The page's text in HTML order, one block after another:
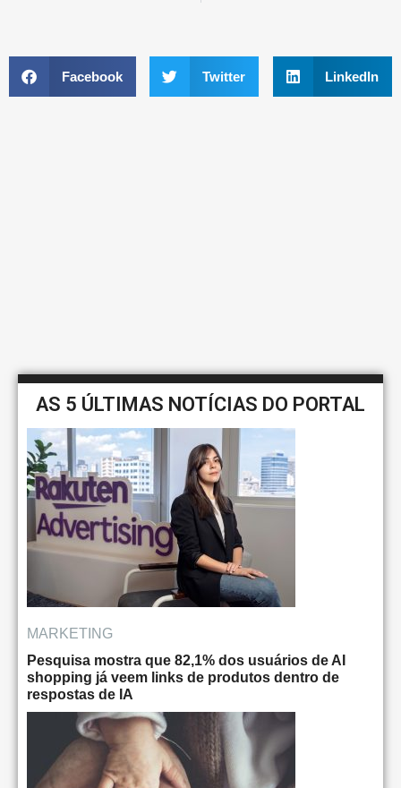
Facebook Twitter LinkedIn
AS 5 ÚLTIMAS NOTÍCIAS DO PORTAL
MARKETING
Pesquisa mostra que 82,1% dos usuários de AI
shopping já veem links de produtos dentro de
respostas de IA